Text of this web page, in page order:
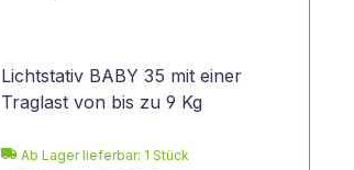
Lichtstativ BABY 35 mit einer
Traglast von bis zu 9 Kg
Ab Lager lieferbar: 1 Stück